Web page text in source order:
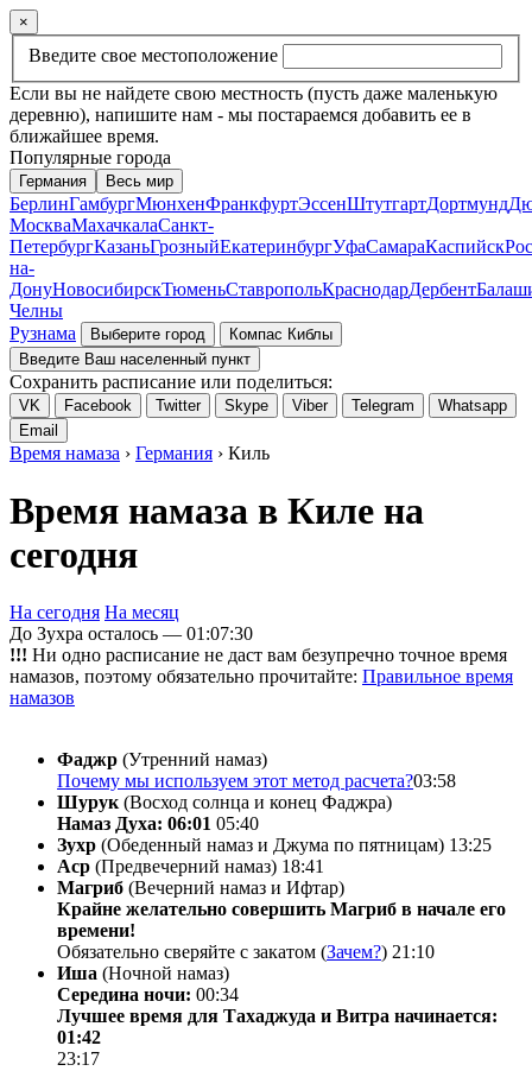
×
Введите свое местоположение
Если вы не найдете свою местность (пусть даже маленькую
деревню), напишите нам - мы постараемся добавить ее в
ближайшее время.
Популярные города
Германия Весь мир
БерлинГамбургМюнхенФранкфуртЭссенШтутгартДортмунд
МоскваМахачкалаСанкт-
ПетербургКазаньГрозныйЕкатеринбургУфаСамараКаспийск
на-
ДонуНовосибирскТюменьСтавропольКраснодарДербент
Челны
Рузнама
Выберите город
Компас Киблы
Введите Ваш населенный пункт
Сохранить расписание или поделиться:
VK Facebook Twitter Skype Viber Telegram
Whatsapp
Email
Время намаза › Германия › Киль
Время намаза в Киле на
сегодня
На сегодня На месяц
До Зухра осталось — 01:07:30
!!! Ни одно расписание не даст вам безупречно точное время
намазов, поэтому обязательно прочитайте: Правильное время
намазов
Фаджр (Утренний намаз)
Почему мы используем этот метод расчета?03:58
Шурук (Восход солнца и конец Фаджра)
Намаз Духа: 06:01 05:40
Зухр (Обеденный намаз и Джума по пятницам) 13:25
Аср (Предвечерний намаз) 18:41
Магриб (Вечерний намаз и Ифтар)
Крайне желательно совершить Магриб в начале его
времени!
Обязательно сверяйте с закатом (Зачем?) 21:10
Иша (Ночной намаз)
Середина ночи: 00:34
Лучшее время для Тахаджуда и Витра начинается:
01:42
23:17